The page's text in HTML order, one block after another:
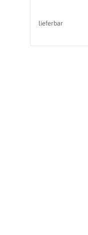
lieferbar